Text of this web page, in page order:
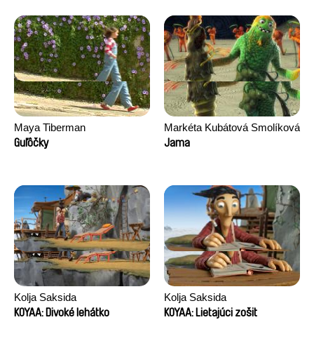
Maya Tiberman
Guľôčky
Markéta Kubátová Smolíková
Jama
Kolja Saksida
KOYAA: Divoké lehátko
Kolja Saksida
KOYAA: Lietajúci zošit